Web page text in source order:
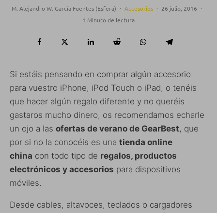
M. Alejandro W. García Fuentes (Esfera) · Accesorios · 26 julio, 2016 ·
1 Minuto de lectura
Si estáis pensando en comprar algún accesorio
para vuestro iPhone, iPod Touch o iPad, o tenéis
que hacer algún regalo diferente y no queréis
gastaros mucho dinero, os recomendamos echarle
un ojo a las ofertas de verano de GearBest, que
por si no la conocéis es una tienda online
china con todo tipo de regalos, productos
electrónicos y accesorios para dispositivos
móviles.
Desde cables, altavoces, teclados o cargadores